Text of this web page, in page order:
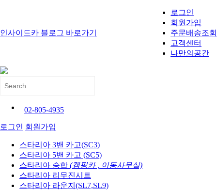
인사이드카 블로그 바로가기
로그인
회원가입
주문배송조회
고객센터
나만의공간
02-805-4935
로그인 회원가입
스타리아 3밴 카고(SC3)
스타리아 5밴 카고 (SC5)
스타리아 승합 (캠핑카 , 이동사무실)
스타리아 리무진시트
스타리아 라운지(SL7,SL9)